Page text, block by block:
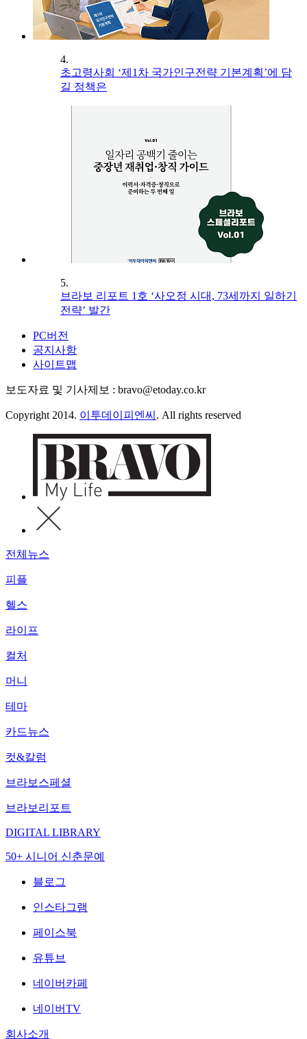
4.
초고령사회 ‘제1차 국가인구전략 기본계획’에 담
길 정책은
5.
브라보 리포트 1호 ‘사오정 시대, 73세까지 일하기
전략’ 발간
PC버전
공지사항
사이트맵
보도자료 및 기사제보 : bravo@etoday.co.kr
Copyright 2014. 이투데이피엔씨 . All rights reserved
전체뉴스
피플
헬스
라이프
컬처
머니
테마
카드뉴스
컷&칼럼
브라보스페셜
브라보리포트
DIGITAL LIBRARY
50+ 시니어 신춘문예
블로그
인스타그램
페이스북
유튜브
네이버카페
네이버TV
회사소개